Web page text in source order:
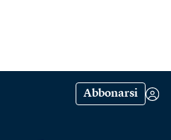
Abbonarsi